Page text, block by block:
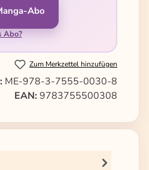
Abo
Abo?
Zum Merkzettel hinzufügen
ME-978-3-7555-0030-8
EAN: 9783755500308